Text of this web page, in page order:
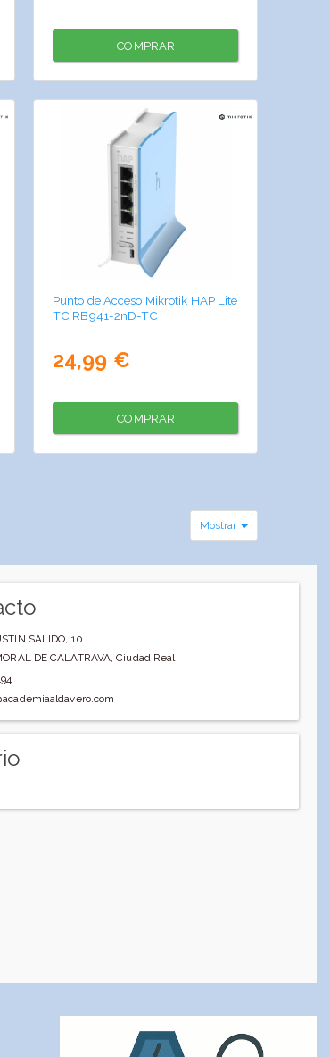
COMPRAR
Punto de Acceso Mikrotik HAP Lite
TC RB941-2nD-TC
24,99 €
COMPRAR
Mostrar
SALIDO, 10
DE CALATRAVA ,Ciudad Real